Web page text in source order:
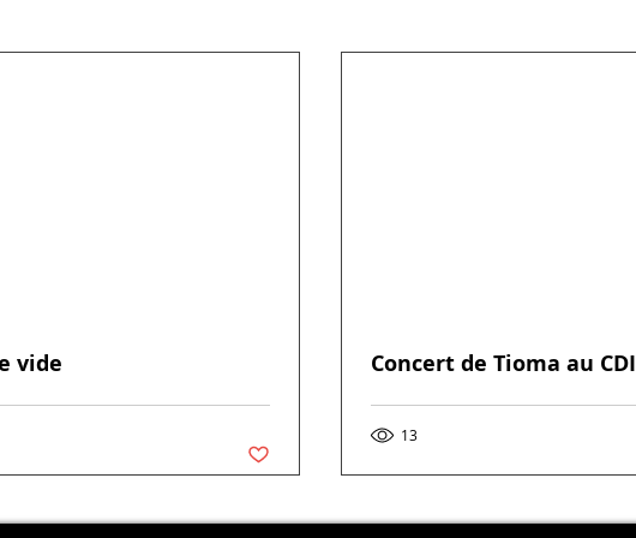
vide
Vous n'aimez plus ce post
Concert de Tioma au CDI
13